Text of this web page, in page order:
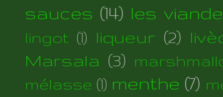
sauces (14) les
lingot (1) liqueur (2)
Marsala (3)
mélasse (1) menthe (7)